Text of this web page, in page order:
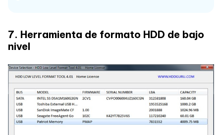
7. Herramienta de formato HDD de bajo
nivel